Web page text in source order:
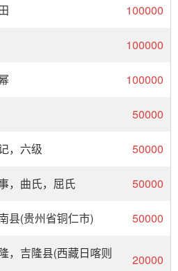
100000
100000
100000
50000
，六级 50000
，曲氏，屈氏 50000
县(贵州省铜仁市) 50000
，吉隆县(西藏日喀则
20000